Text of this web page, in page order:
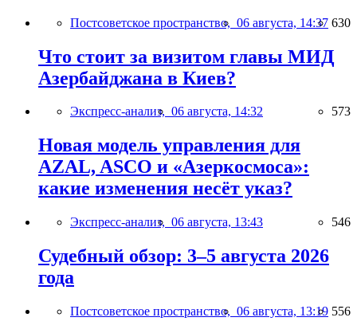
Постсоветское пространство, 06 августа, 14:37 630
Что стоит за визитом главы МИД
Азербайджана в Киев?
Экспресс-анализ, 06 августа, 14:32 573
Новая модель управления для
AZAL, ASCO и «Азеркосмоса»:
какие изменения несёт указ?
Экспресс-анализ, 06 августа, 13:43 546
Судебный обзор: 3–5 августа 2026
года
Постсоветское пространство, 06 августа, 13:19 556